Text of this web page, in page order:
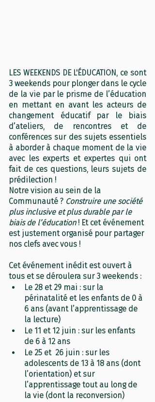
LES WEEKENDS DE L'ÉDUCATION, ce sont
3 weekends pour plonger dans le cycle
de la vie par le prisme de l’éducation
en mettant en avant les acteurs de
changement éducatif par le biais
d’ateliers, de rencontres et de
conférences sur des sujets essentiels
à aborder à chaque moment de la vie
avec les experts et expertes qui ont
fait de ces questions, leurs sujets de
prédilection !
Notre vision au sein de la
Communauté ? Construire une société
plus inclusive et plus durable par le
biais de l’éducation ! Et cet événement
est justement organisé pour partager
nos clefs avec vous !
Cet événement inédit est ouvert à
tous et se déroulera sur 3 weekends :
Le 28 et 29 mai : sur la
périnatalité et les enfants de 0 à
6 ans (avant l’apprentissage de
la lecture)
Le 11 et 12 juin : sur les enfants
de 6 à 12 ans
Le 25 et  26 juin : sur les
adolescents de 13 à 18 ans (dont
l’orientation) et sur
l’apprentissage tout au long de
la vie (dont la reconversion)